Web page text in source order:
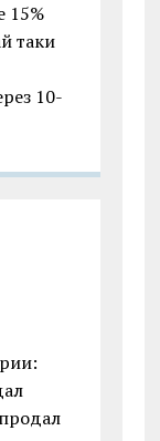
15%
таки
10-